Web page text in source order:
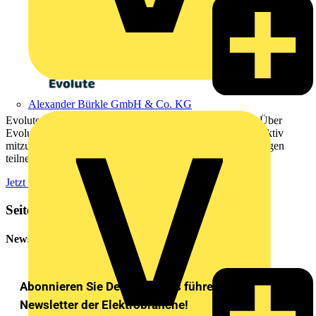
Alexander Bürkle GmbH & Co. KG
Evolute ist die führende Feedback-App für Handwerker. Über
Evolute bieten wir euch die Möglichkeit unsere Produkte aktiv
mitzugestalten. In der kostenfreien App könnt ihr an Umfragen
teilnehmen und direkt mit uns in Kontakt treten.
Jetzt anmelden!
Seitenleiste
Newsletter
Abonnieren Sie Deutschlands führenden
Newsletter der Elektrobranche!